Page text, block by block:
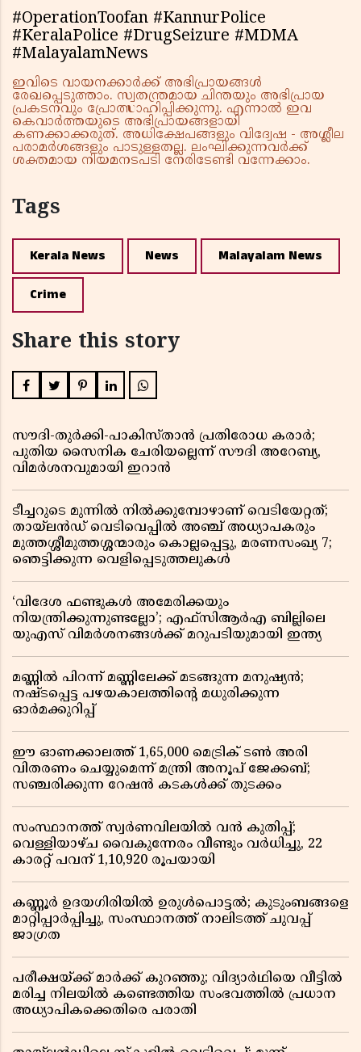
#OperationToofan #KannurPolice
#KeralaPolice #DrugSeizure #MDMA
#MalayalamNews
ഇവിടെ വായനക്കാർക്ക് അഭിപ്രായങ്ങൾ
രേഖപ്പെടുത്താം. സ്വതന്ത്രമായ ചിന്തയും അഭിപ്രായ
പ്രകടനവും പ്രോത്സാഹിപ്പിക്കുന്നു. എന്നാൽ ഇവ
കെവാർത്തയുടെ അഭിപ്രായങ്ങളായി
കണക്കാക്കരുത്. അധിക്ഷേപങ്ങളും വിദ്വേഷ - അശ്ലീല
പരാമർശങ്ങളും പാടുള്ളതല്ല. ലംഘിക്കുന്നവർക്ക്
ശക്തമായ നിയമനടപടി നേരിടേണ്ടി വന്നേക്കാം.
Tags
Kerala News News Malayalam News
Crime
Share this story
സൗദി-തുർക്കി-പാകിസ്താൻ പ്രതിരോധ കരാർ;
പുതിയ സൈനിക ചേരിയല്ലെന്ന് സൗദി അറേബ്യ,
വിമർശനവുമായി ഇറാൻ
ടീച്ചറുടെ മുന്നിൽ നിൽക്കുമ്പോഴാണ് വെടിയേറ്റത്;
തായ്‌ലൻഡ് വെടിവെപ്പിൽ അഞ്ച് അധ്യാപകരും
മുത്തശ്ശീമുത്തശ്ശന്മാരും കൊല്ലപ്പെട്ടു, മരണസംഖ്യ 7;
ഞെട്ടിക്കുന്ന വെളിപ്പെടുത്തലുകൾ
‘വിദേശ ഫണ്ടുകൾ അമേരിക്കയും
നിയന്ത്രിക്കുന്നുണ്ടല്ലോ’; എഫ്സിആർഎ ബില്ലിലെ
യുഎസ് വിമർശനങ്ങൾക്ക് മറുപടിയുമായി ഇന്ത്യ
മണ്ണിൽ പിറന്ന് മണ്ണിലേക്ക് മടങ്ങുന്ന മനുഷ്യൻ;
നഷ്ടപ്പെട്ട പഴയകാലത്തിൻ്റെ മധുരിക്കുന്ന
ഓർമക്കുറിപ്പ്
ഈ ഓണക്കാലത്ത് 1,65,000 മെട്രിക് ടൺ അരി
വിതരണം ചെയ്യുമെന്ന് മന്ത്രി അനൂപ് ജേക്കബ്;
സഞ്ചരിക്കുന്ന റേഷൻ കടകൾക്ക് തുടക്കം
സംസ്ഥാനത്ത് സ്വർണവിലയിൽ വൻ കുതിപ്പ്;
വെള്ളിയാഴ്ച വൈകുന്നേരം വീണ്ടും വർധിച്ചു, 22
കാരറ്റ് പവന് 1,10,920 രൂപയായി
കണ്ണൂർ ഉദയഗിരിയിൽ ഉരുൾപൊട്ടൽ; കുടുംബങ്ങളെ
മാറ്റിപ്പാർപ്പിച്ചു, സംസ്ഥാനത്ത് നാലിടത്ത് ചുവപ്പ്
ജാഗ്രത
പരീക്ഷയ്ക്ക് മാർക്ക് കുറഞ്ഞു; വിദ്യാർഥിയെ വീട്ടിൽ
മരിച്ച നിലയിൽ കണ്ടെത്തിയ സംഭവത്തിൽ പ്രധാന
അധ്യാപികക്കെതിരെ പരാതി